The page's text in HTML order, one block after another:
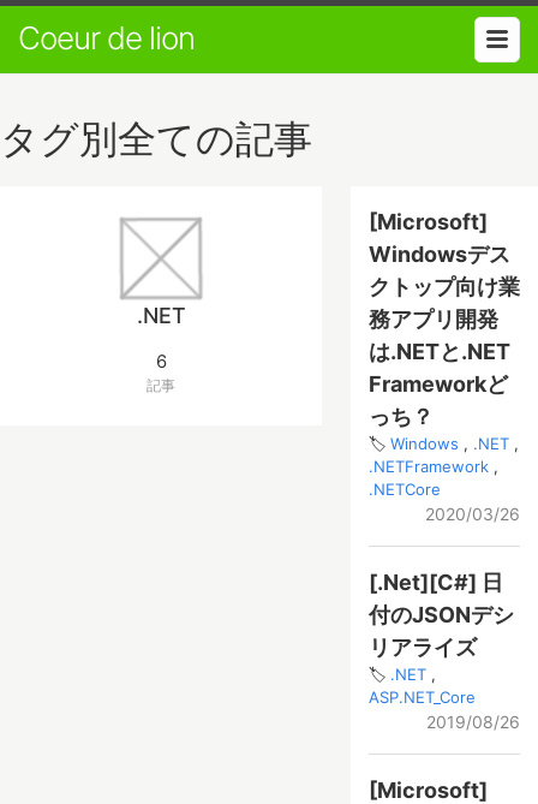
Coeur de lion
タグ別全ての記事
.NET
6
記事
[Microsoft]
Windowsデス
クトップ向け業
務アプリ開発
は.NETと.NET
Frameworkど
っち？
Windows
.NET
.NETFramework
.NETCore
2020/03/26
[.Net][C#] 日
付のJSONデシ
リアライズ
.NET
ASP.NET_Core
2019/08/26
[Microsoft]